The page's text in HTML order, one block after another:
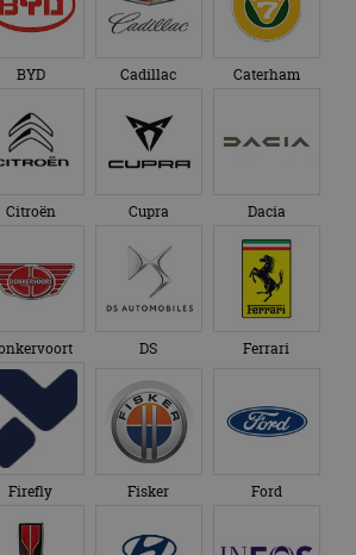
BYD Cadillac Caterham
Citroën Cupra Dacia
DS Ferrari
Firefly Fisker Ford